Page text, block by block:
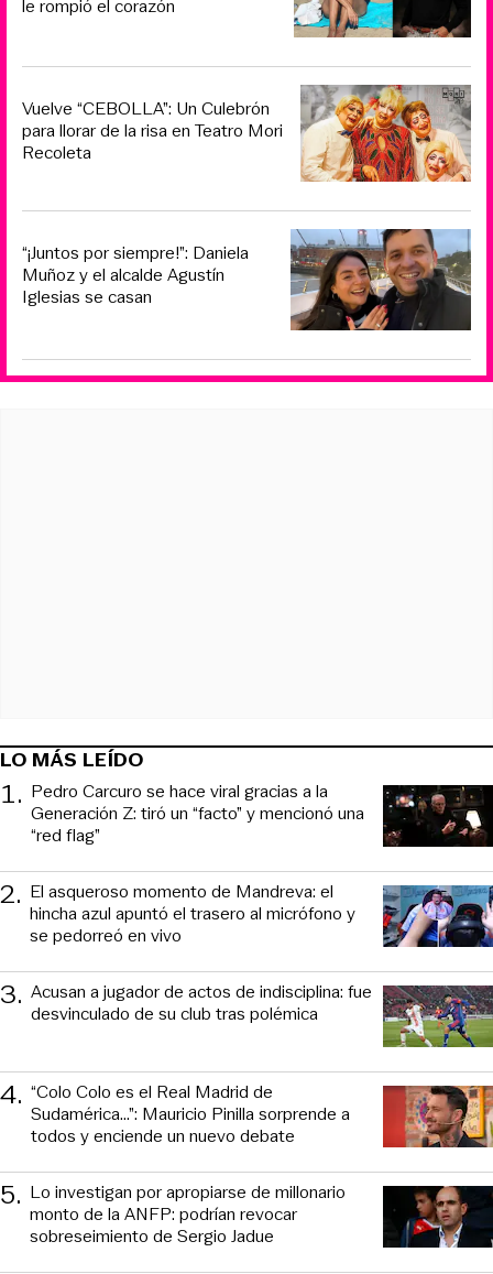
le rompió el corazón
Vuelve “CEBOLLA”: Un Culebrón
para llorar de la risa en Teatro Mori
Recoleta
“¡Juntos por siempre!”: Daniela
Muñoz y el alcalde Agustín
Iglesias se casan
LO MÁS LEÍDO
1. Pedro Carcuro se hace viral gracias a la
Generación Z: tiró un “facto” y mencionó una
“red flag”
2. El asqueroso momento de Mandreva: el
hincha azul apuntó el trasero al micrófono y
se pedorreó en vivo
3. Acusan a jugador de actos de indisciplina: fue
desvinculado de su club tras polémica
4. “Colo Colo es el Real Madrid de
Sudamérica…”: Mauricio Pinilla sorprende a
todos y enciende un nuevo debate
5. Lo investigan por apropiarse de millonario
monto de la ANFP: podrían revocar
sobreseimiento de Sergio Jadue